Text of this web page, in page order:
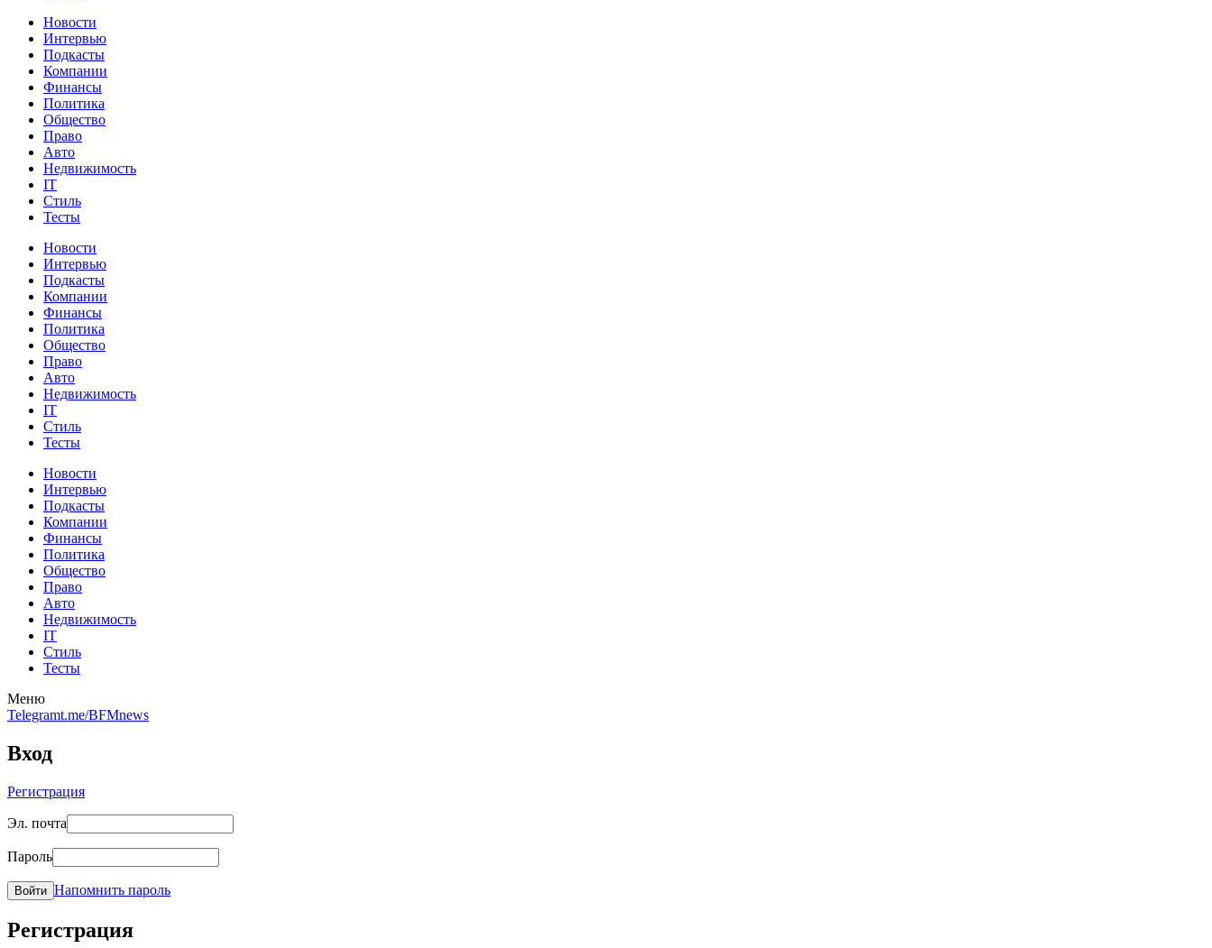
Новости
Интервью
Подкасты
Компании
Финансы
Политика
Общество
Право
Авто
Недвижимость
IT
Стиль
Тесты
Новости
Интервью
Подкасты
Компании
Финансы
Политика
Общество
Право
Авто
Недвижимость
IT
Стиль
Тесты
Новости
Интервью
Подкасты
Компании
Финансы
Политика
Общество
Право
Авто
Недвижимость
IT
Стиль
Тесты
Меню
Telegramt.me/BFMnews
Вход
Регистрация
Эл. почта
Пароль
Войти Напомнить пароль
Регистрация